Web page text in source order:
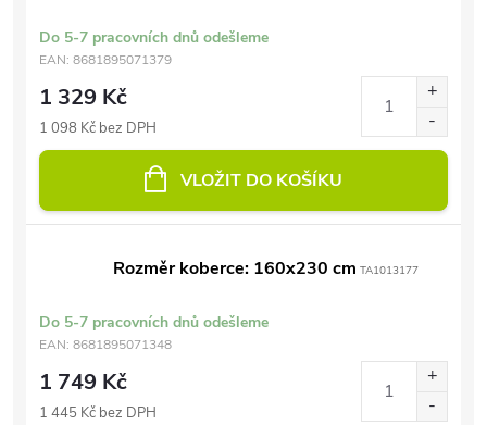
Do 5-7 pracovních dnů odešleme
EAN: 8681895071379
1 329 Kč
1 098 Kč bez DPH
VLOŽIT DO KOŠÍKU
Rozměr koberce: 160x230 cm TA1013177
Do 5-7 pracovních dnů odešleme
EAN: 8681895071348
1 749 Kč
1 445 Kč bez DPH